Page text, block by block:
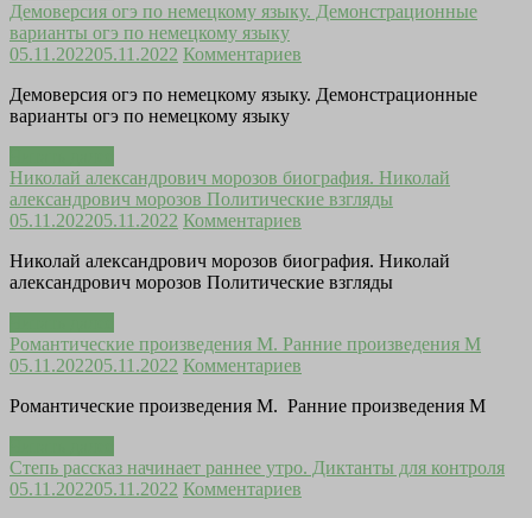
Демоверсия огэ по немецкому языку. Демонстрационные
варианты огэ по немецкому языку
05.11.202205.11.2022 Комментариев
Демоверсия огэ по немецкому языку. Демонстрационные
варианты огэ по немецкому языку
Николай александрович морозов биография. Николай
александрович морозов Политические взгляды
05.11.202205.11.2022 Комментариев
Николай александрович морозов биография. Николай
александрович морозов Политические взгляды
Романтические произведения М. Ранние произведения М
05.11.202205.11.2022 Комментариев
Романтические произведения М. Ранние произведения М
Степь рассказ начинает раннее утро. Диктанты для контроля
05.11.202205.11.2022 Комментариев